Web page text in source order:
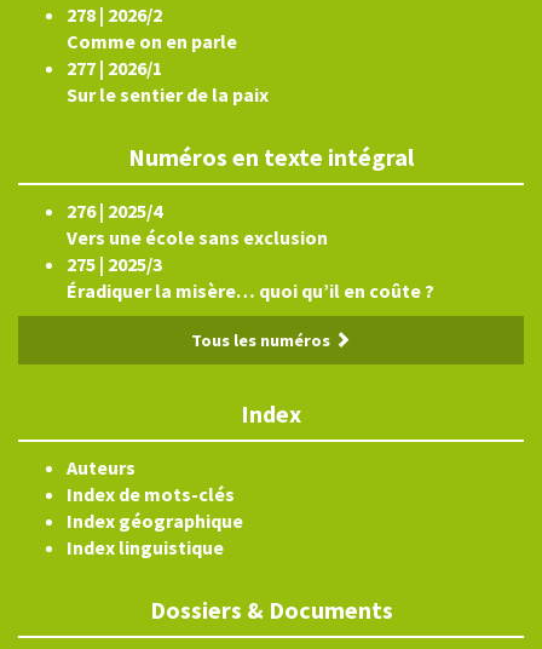
278 | 2026/2
Comme on en parle
277 | 2026/1
Sur le sentier de la paix
Numéros en texte intégral
276 | 2025/4
Vers une école sans exclusion
275 | 2025/3
Éradiquer la misère… quoi qu’il en coûte ?
Tous les numéros
Index
Auteurs
Index de mots-clés
Index géographique
Index linguistique
Dossiers & Documents